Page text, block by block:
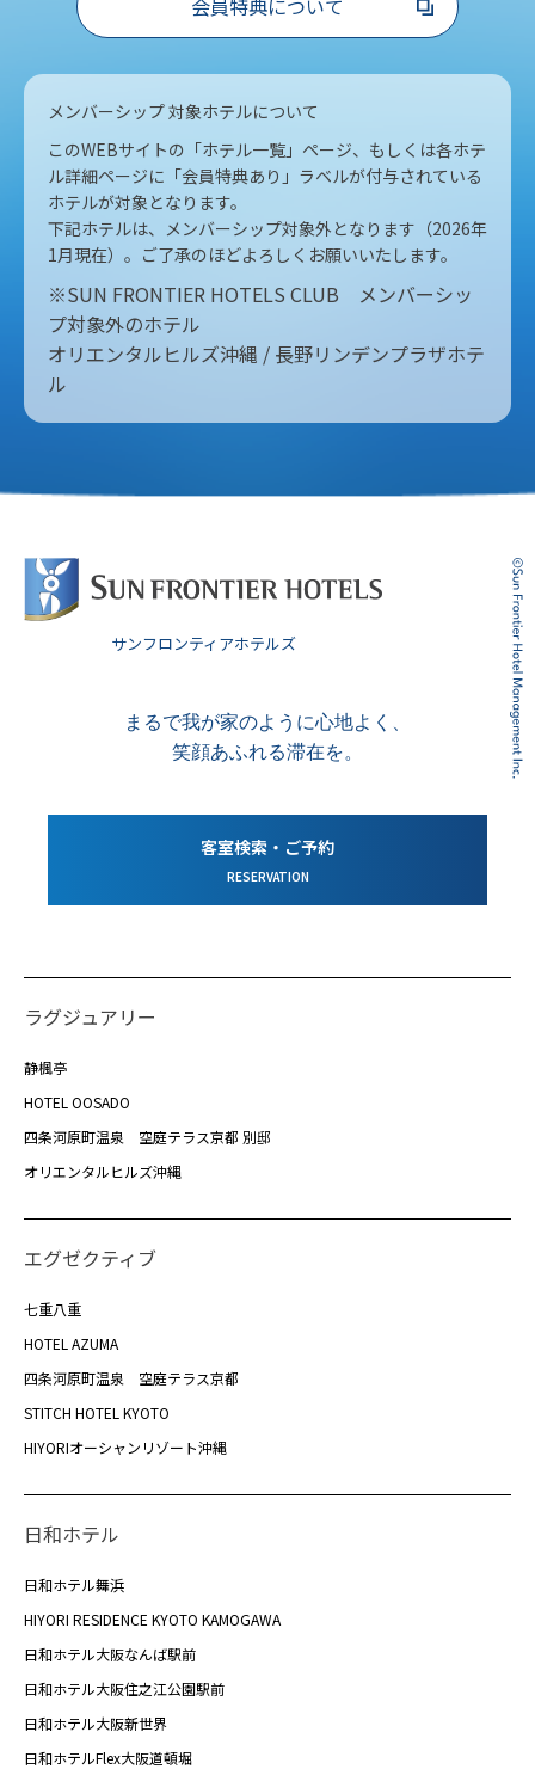
会員特典について
メンバーシップ 対象ホテルについて
このWEBサイトの「ホテル一覧」ページ、もしくは各ホテ
ル詳細ページに「会員特典あり」ラベルが付与されている
ホテルが対象となります。
下記ホテルは、メンバーシップ対象外となります（2026年
1月現在）。ご了承のほどよろしくお願いいたします。
※SUN FRONTIER HOTELS CLUB メンバーシッ
プ対象外のホテル
オリエンタルヒルズ沖縄 / 長野リンデンプラザホテ
ル
サンフロンティアホテルズ
まるで我が家のように心地よく、
笑顔あふれる滞在を。
客室検索・ご予約
RESERVATION
ラグジュアリー
静楓亭
HOTEL OOSADO
四条河原町温泉 空庭テラス京都 別邸
オリエンタルヒルズ沖縄
エグゼクティブ
七重八重
HOTEL AZUMA
四条河原町温泉 空庭テラス京都
STITCH HOTEL KYOTO
HIYORIオーシャンリゾート沖縄
日和ホテル
日和ホテル舞浜
HIYORI RESIDENCE KYOTO KAMOGAWA
日和ホテル大阪なんば駅前
日和ホテル大阪住之江公園駅前
日和ホテル大阪新世界
日和ホテルFlex大阪道頓堀